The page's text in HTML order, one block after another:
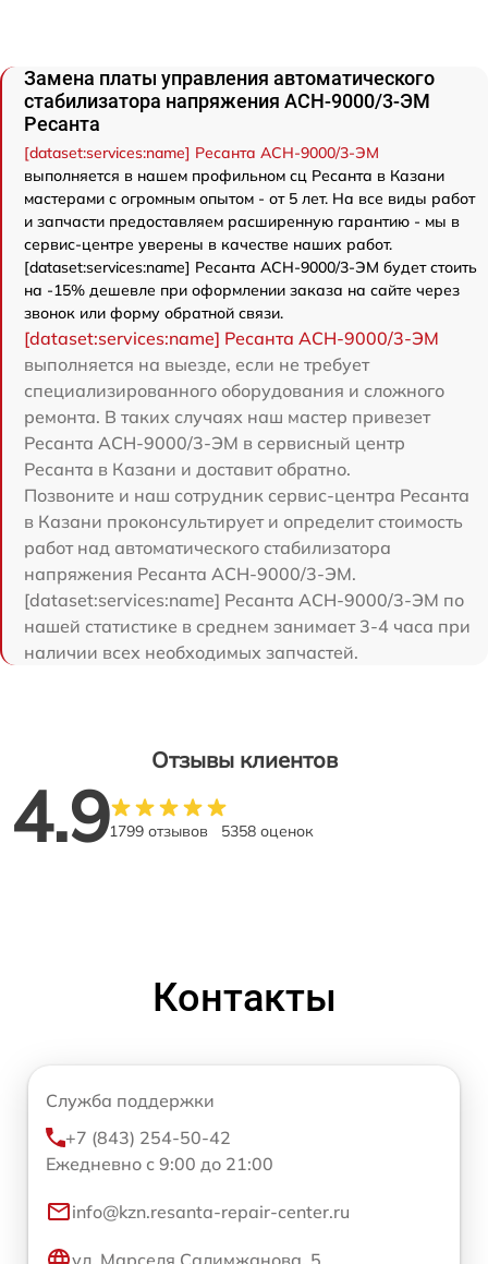
Замена платы управления автоматического
стабилизатора напряжения АСН-9000/3-ЭМ
Ресанта
[dataset:services:name] Ресанта АСН-9000/3-ЭМ
выполняется в нашем профильном сц Ресанта в Казани
мастерами с огромным опытом - от 5 лет. На все виды работ
и запчасти предоставляем расширенную гарантию - мы в
сервис-центре уверены в качестве наших работ.
[dataset:services:name] Ресанта АСН-9000/3-ЭМ будет стоить
на -15% дешевле при оформлении заказа на сайте через
звонок или форму обратной связи.
[dataset:services:name] Ресанта АСН-9000/3-ЭМ
выполняется на выезде, если не требует
специализированного оборудования и сложного
ремонта. В таких случаях наш мастер привезет
Ресанта АСН-9000/3-ЭМ в сервисный центр
Ресанта в Казани и доставит обратно.
Позвоните и наш сотрудник сервис-центра Ресанта
в Казани проконсультирует и определит стоимость
работ над автоматического стабилизатора
напряжения Ресанта АСН-9000/3-ЭМ.
[dataset:services:name] Ресанта АСН-9000/3-ЭМ по
нашей статистике в среднем занимает 3-4 часа при
наличии всех необходимых запчастей.
Отзывы клиентов
4.91799 отзывов 5358 оценок
Контакты
Служба поддержки
+7 (843) 254-50-42
Ежедневно с 9:00 до 21:00
info@kzn.resanta-repair-center.ru
ул. Марселя Салимжанова, 5